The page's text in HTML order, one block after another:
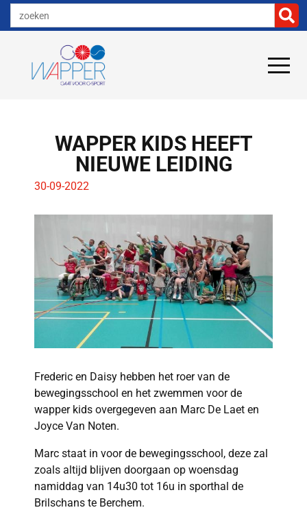
WAPPER KIDS HEEFT
NIEUWE LEIDING
30-09-2022
Frederic en Daisy hebben het roer van de
bewegingsschool en het zwemmen voor de
wapper kids overgegeven aan Marc De Laet en
Joyce Van Noten.
Marc staat in voor de bewegingsschool, deze zal
zoals altijd blijven doorgaan op woensdag
namiddag van 14u30 tot 16u in sporthal de
Brilschans te Berchem.